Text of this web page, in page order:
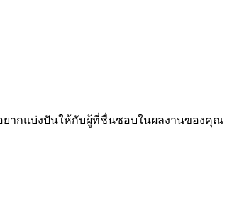
ยากแบ่งปันให้กับผู้ที่ชื่นชอบในผลงานของคุณ